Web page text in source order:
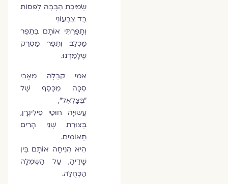
שְׂמִיכַת הַבֻּבָּה לְפִסּוֹת
בַּד צִבְעוֹנִי
וְתָפַרְתִּי אוֹתָם בְּתֶפֶר
מַכְלֵב וְתֶפֶר מַסְרֵק
שֶׁלָּמַדְנוּ.
אִמִּי קִבְּלָה מֵאָבִי
סִכָּה מִכֶּסֶף שֶׁל
"בְּצַלְאֵל",
עֲשׂוּיָה חוּטֵי פִילִיגְרָן,
בְּצוּרַת שְׁנֵי הָרִים
תְּאוֹמִים.
הִיא הִנִּיחָה אוֹתָם בֵּין
שָׁדֶיהָ, עַל הַשִּׂמְלָה
הַכְּחֻלָּה.